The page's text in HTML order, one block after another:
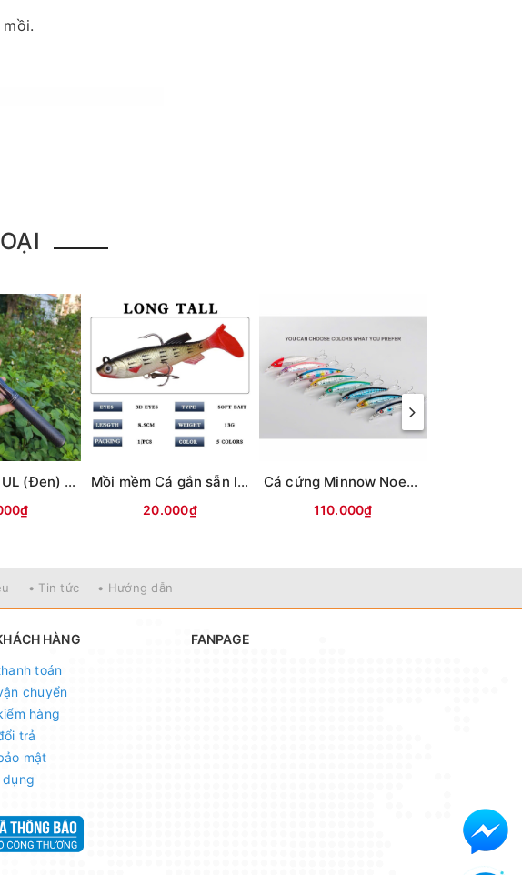
Cần lure rút UL (Đen) MAX TYSPORT(Thu30cm) Mồi mềm Cá gắn sẵn lưỡi (8.5cm-13g) Vỏ trong
20.000₫
Cá cứng Minnow Noeby 9006-Nổi-120mm/22g
110.000₫
• Tin tức • Hướng dẫn
HÀNG
toán
chuyển
hàng
trả
mật
FANPAGE